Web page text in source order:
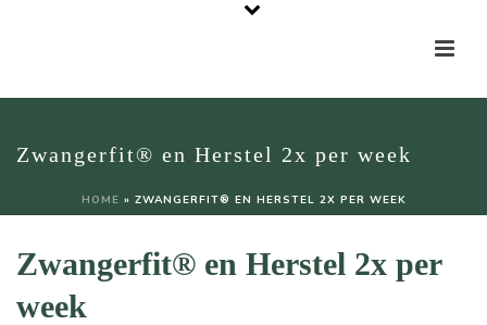
Zwangerfit® en Herstel 2x per week
HOME » ZWANGERFIT® EN HERSTEL 2X PER WEEK
Zwangerfit® en Herstel 2x per
week